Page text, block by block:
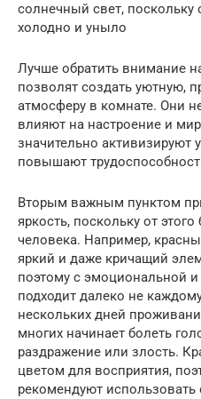
солнечный свет, поскольку
холодно и уныло
Лучше обратить внимание
позволят создать уютную,
атмосферу в комнате. Они
влияют на настроение и
значительно активизируют
повышают
Вторым важным пунктом
яркость, поскольку от
человека. Например,
яркий и даже кричащий
поэтому с эмоциональной и
подходит далеко не
нескольких дней
многих начинает болеть
раздражение или злость.
цветом для восприятия,
рекомендуют использовать